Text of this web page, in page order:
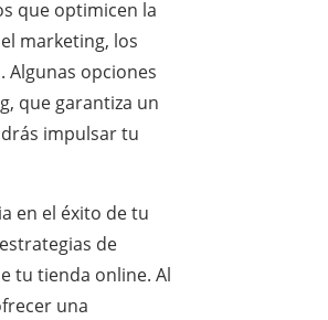
que optimicen la
marketing, los
Algunas opciones
que garantiza un
impulsar tu
en el éxito de tu
de
tu tienda online. Al
una